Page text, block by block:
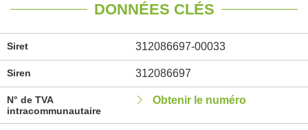
DONNÉES CLÉS
Siret 312086697-00033
Siren 312086697
N° de TVA
intracommunautaire
Obtenir le numéro